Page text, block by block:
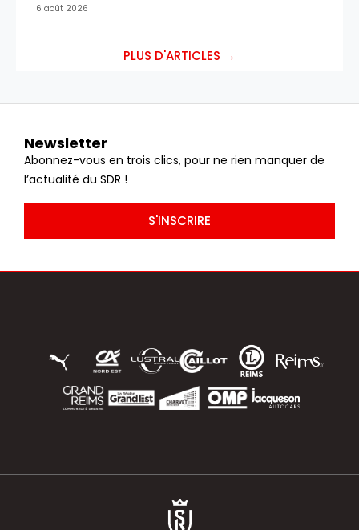
6 août 2026
PLUS D'ARTICLES →
Newsletter
Abonnez-vous en trois clics, pour ne rien manquer de
l’actualité du SDR !
S'INSCRIRE